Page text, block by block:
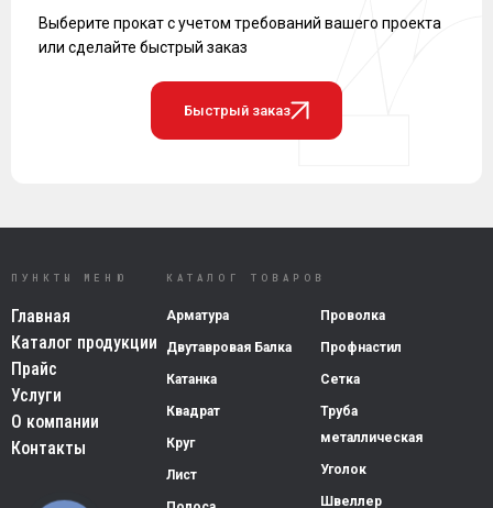
Выберите прокат с учетом требований вашего проекта
или сделайте быстрый заказ
Быстрый заказ
ПУНКТЫ МЕНЮ
Главная
Каталог продукции
Прайс
Услуги
О компании
Контакты
КАТАЛОГ ТОВАРОВ
Арматура
Двутавровая Балка
Катанка
Квадрат
Круг
Лист
Проволка
Профнастил
Сетка
Труба
металлическая
Уголок
Швеллер